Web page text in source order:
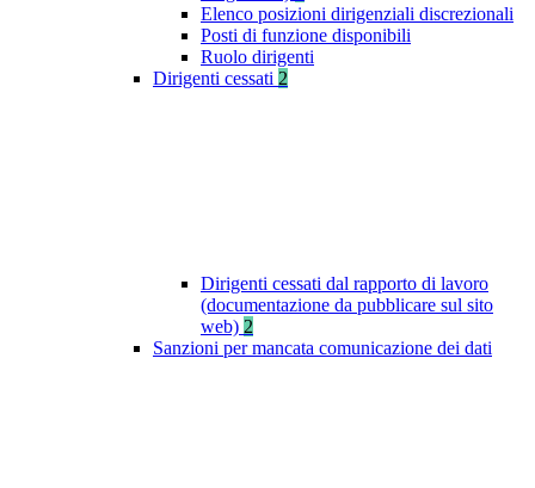
Elenco posizioni dirigenziali discrezionali
Posti di funzione disponibili
Ruolo dirigenti
Dirigenti cessati 2
Dirigenti cessati dal rapporto di lavoro
(documentazione da pubblicare sul sito
web) 2
Sanzioni per mancata comunicazione dei dati